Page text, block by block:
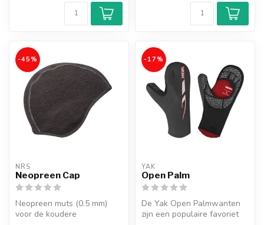
-45%
NRS
Neopreen Cap
Neopreen muts (0.5 mm)
voor de koudere
-17%
YAK
Open Palm
De Yak Open Palmwanten
zijn een populaire favoriet